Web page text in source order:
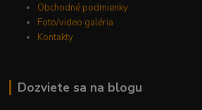
Obchodné podmienky
Foto/video galéria
Kontakty
Dozviete sa na blogu